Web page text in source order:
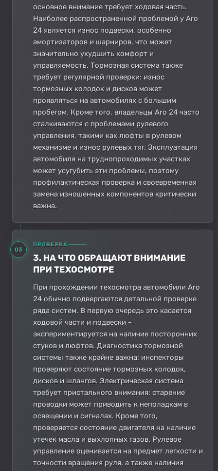
основное внимание требует ходовая часть.
Наиболее распространенной проблемой у Aro
24 является износ подвески, особенно
амортизаторов и шарниров, что может
значительно ухудшить комфорт и
управляемость. Тормозная система также
требует регулярной проверки: износ
тормозных колодок и дисков может
проявляться на автомобилях с большим
пробегом. Кроме того, владельцы Aro 24 часто
сталкиваются с проблемами рулевого
управления, такими как люфты в рулевом
механизме и износ рулевых тяг. Эксплуатация
автомобиля на труднопроходимых участках
может усугубить эти проблемы, поэтому
профилактическая проверка и своевременная
замена изношенных компонентов критически
важна.
03
ПРОВЕРКА
3. НА ЧТО ОБРАЩАЮТ ВНИМАНИЕ
ПРИ ТЕХОСМОТРЕ
При прохождении техосмотра автомобили Aro
24 обычно подвергаются детальной проверке
ряда систем. В первую очередь это касается
ходовой части и подвески -
экспериментируется на наличие посторонних
стуков и люфтов. Диагностика тормозной
системы также крайне важна; инспекторы
проверяют состояние тормозных колодок,
дисков и шлангов. Электрическая система
требует пристального внимания: старение
проводки может приводить к неполадкам в
освещении и сигналах. Кроме того,
проверяется состояние двигателя на наличие
утечек масла и выхлопных газов. Рулевое
управление оценивается на предмет легкости и
точности вращения руля, а также наличия